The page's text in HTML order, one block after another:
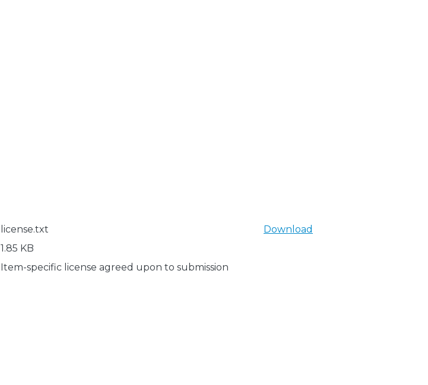
license.txt
1.85 KB
Item-specific license agreed upon to submission
Download